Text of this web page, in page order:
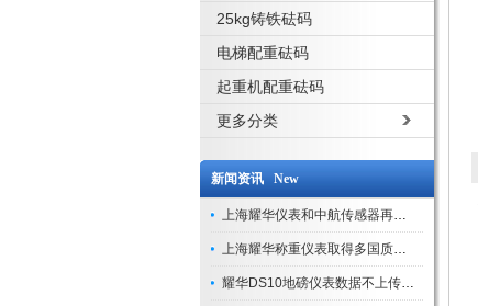
25kg铸铁砝码
电梯配重砝码
起重机配重砝码
更多分类
新闻资讯 New
上海耀华仪表和中航传感器再添新荣誉
上海耀华称重仪表取得多国质量认证
耀华DS10地磅仪表数据不上传处理方法（现场案例）